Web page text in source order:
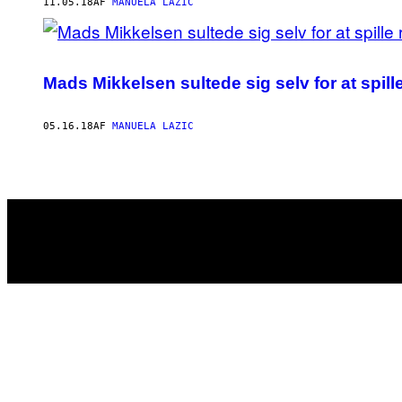
11.05.18AF MANUELA LAZIC
Mads Mikkelsen sultede sig selv for at
05.16.18AF MANUELA LAZIC